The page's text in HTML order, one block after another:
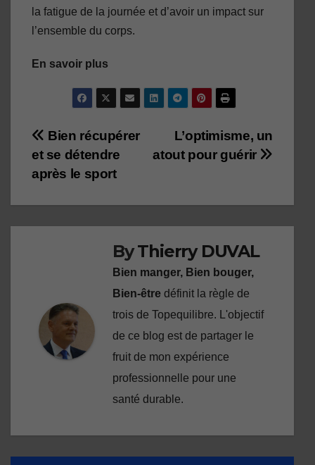
la fatigue de la journée et d’avoir un impact sur
l’ensemble du corps.
En savoir plus
Navigation
de
l’article
L’optimisme, un
atout pour guérir
Bien récupérer
et se détendre
après le sport
ByThierry DUVAL
Bien manger, Bien bouger,
Bien-être définit la règle de
trois de Topequilibre. L'objectif
de ce blog est de partager le
fruit de mon expérience
professionnelle pour une
santé durable.